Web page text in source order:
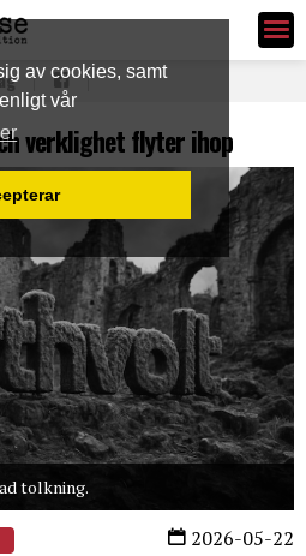
av cookies, samt
vår
Ledarsidorna.se
verklighet flyter ihop
tolkning.
2026-05-22